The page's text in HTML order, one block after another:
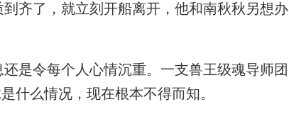
齐了，就立刻开船离开，他和南秋秋另想办
是令每个人心情沉重。一支兽王级魂导师团
什么情况，现在根本不得而知。